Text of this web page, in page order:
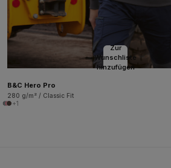
Zur
Wunschliste
hinzufügen
B&C Hero Pro
280 g/m² / Classic Fit
+1